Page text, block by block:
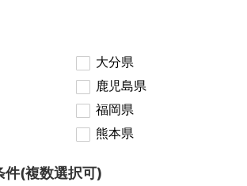
大分県
鹿児島県
福岡県
熊本県
件(複数選択可)